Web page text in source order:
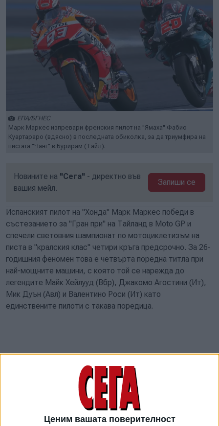
Ценим вашата поверителност
ЕПА/БГНЕС
Марк Маркес изпревари френския пилот на "Ямаха" Фабио
Куартараро (вдясно) в последната обиколка, за да триумфира на
пистата "Чанг" в Бурирам (Тайл).
Новините на "Сега" - директно във
вашия мейл.
Запиши се
Испанският пилот на "Хонда" Марк Маркес победи в
състезанието за "Гран при" на Тайланд в Moto GP и
спечели световния шампионат по мотоциклетизъм на
писта в "кралския клас" четири кръга предсрочно. За 26-
годишния феномен това е четвърта поредна титла при
най-мощните машини, с която той се нарежда до
легендите Майк Хейлууд (Вбр), Джакомо Агостини (Ит),
Мик Дуън (Авл) и Валентино Роси (Ит) като
единствените пилоти с такава поредица.